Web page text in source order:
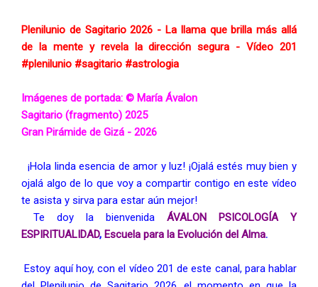
Plenilunio de Sagitario 2026 - La llama que brilla más allá
#plenilunio #sagitario #astrologia
Imágenes de portada: © María Ávalon
Sagitario (fragmento) 2025
Gran Pirámide de Gizá - 2026
¡Hola linda esencia de amor y luz! ¡Ojalá estés muy bien y
ojalá algo de lo que voy a compartir contigo en este vídeo
te asista y sirva para estar aún mejor!
Te doy la bienvenida ÁVALON PSICOLOGÍA Y
ESPIRITUALIDAD, Escuela para la Evolución del Alma.
Estoy aquí hoy, con el vídeo 201 de este canal, para hablar